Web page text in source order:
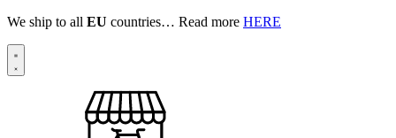
We ship to all EU countries… Read more HERE